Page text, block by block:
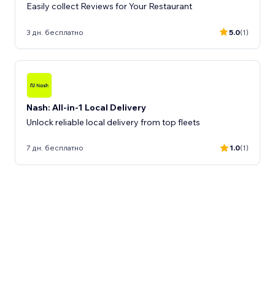
Easily collect Reviews for Your Restaurant
3 дн. бесплатно 5.0(1)
Nash: All-in-1 Local Delivery
Unlock reliable local delivery from top fleets
7 дн. бесплатно 1.0(1)